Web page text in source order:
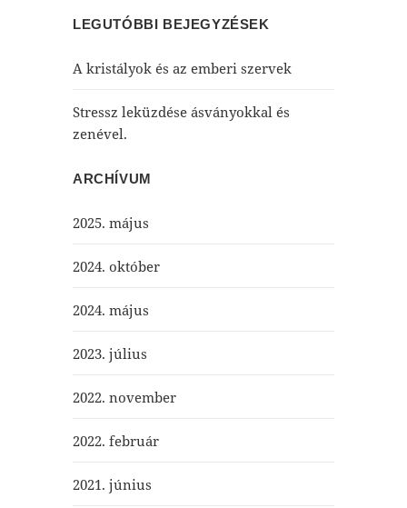
LEGUTÓBBI BEJEGYZÉSEK
A kristályok és az emberi szervek
Stressz leküzdése ásványokkal és
zenével.
ARCHÍVUM
2025. május
2024. október
2024. május
2023. július
2022. november
2022. február
2021. június